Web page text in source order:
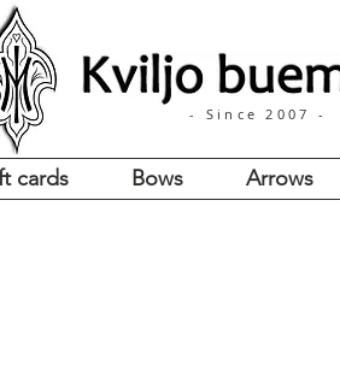
- Since 2007 -
cards Bows Arrows